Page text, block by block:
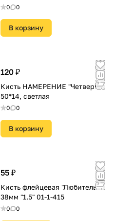
0 0
В корзину
120 ₽
Кисть НАМЕРЕНИЕ "Четверг"
50*14, светлая
0 0
В корзину
55 ₽
Кисть флейцевая "Любитель
38мм "1.5" 01-1-415
0 0